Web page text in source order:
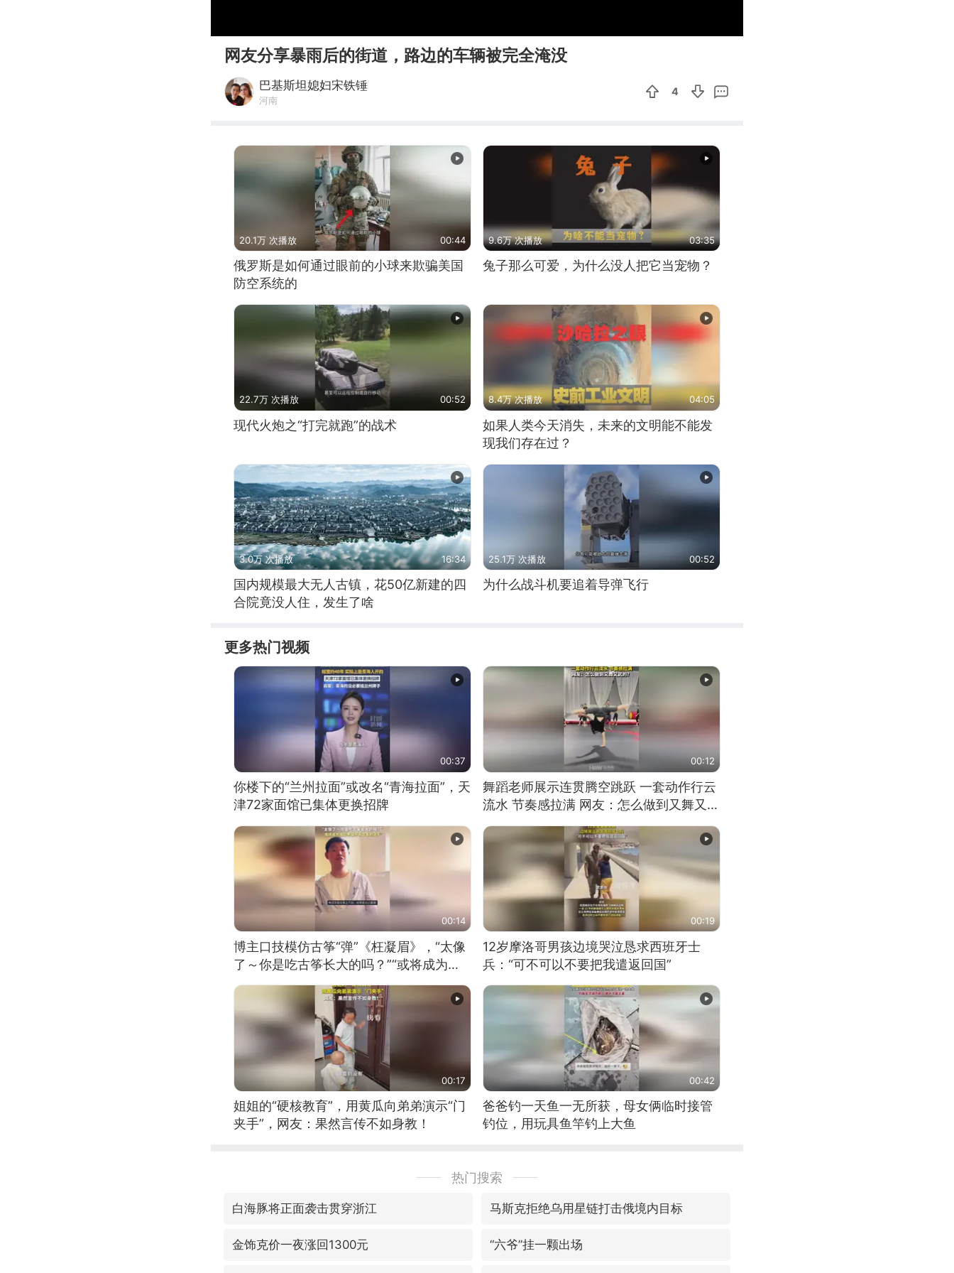
网友分享暴雨后的街道，路边的车辆被完全淹没
巴基斯坦媳妇宋铁锤
河南
4
20.1万 次播放 00:44
俄罗斯是如何通过眼前的小球来欺骗美国
防空系统的
9.6万 次播放 03:35
兔子那么可爱，为什么没人把它当宠物？
22.7万 次播放 00:52
现代火炮之“打完就跑”的战术
8.4万 次播放 04:05
如果人类今天消失，未来的文明能不能发
现我们存在过？
3.0万 次播放 16:34
国内规模最大无人古镇，花50亿新建的四
合院竟没人住，发生了啥
25.1万 次播放 00:52
为什么战斗机要追着导弹飞行
更多热门视频
00:37
你楼下的“兰州拉面”或改名“青海拉面”，天
津72家面馆已集体更换招牌
00:12
舞蹈老师展示连贯腾空跳跃 一套动作行云
流水 节奏感拉满 网友：怎么做到又舞又武
00:14
博主口技模仿古筝“弹”《枉凝眉》，“太像
了～你是吃古筝长大的吗？”“或将成为首
位考级不带古筝的选手。”（来源：新华每
00:19
12岁摩洛哥男孩边境哭泣恳求西班牙士
兵：“可不可以不要把我遣返回国”
00:17
姐姐的“硬核教育”，用黄瓜向弟弟演示“门
夹手”，网友：果然言传不如身教！
00:42
爸爸钓一天鱼一无所获，母女俩临时接管
钓位，用玩具鱼竿钓上大鱼
热门搜索
白海豚将正面袭击贯穿浙江 马斯克拒绝乌用星链打击俄境内目标
金饰克价一夜涨回1300元 “六爷”挂一颗出场